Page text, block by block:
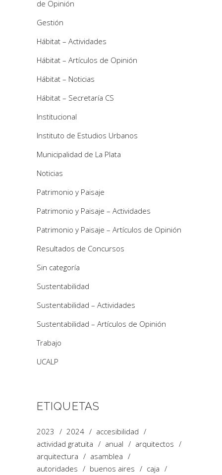
de Opinión
Gestión
Hábitat – Actividades
Hábitat – Artículos de Opinión
Hábitat – Noticias
Hábitat – Secretaría CS
Institucional
Instituto de Estudios Urbanos
Municipalidad de La Plata
Noticias
Patrimonio y Paisaje
Patrimonio y Paisaje – Actividades
Patrimonio y Paisaje – Artículos de Opinión
Resultados de Concursos
Sin categoría
Sustentabilidad
Sustentabilidad – Actividades
Sustentabilidad – Artículos de Opinión
Trabajo
UCALP
ETIQUETAS
2023 2024
accesibilidad
actividad gratuita
anual
arquitectos
arquitectura
asamblea
autoridades
buenos aires
caja